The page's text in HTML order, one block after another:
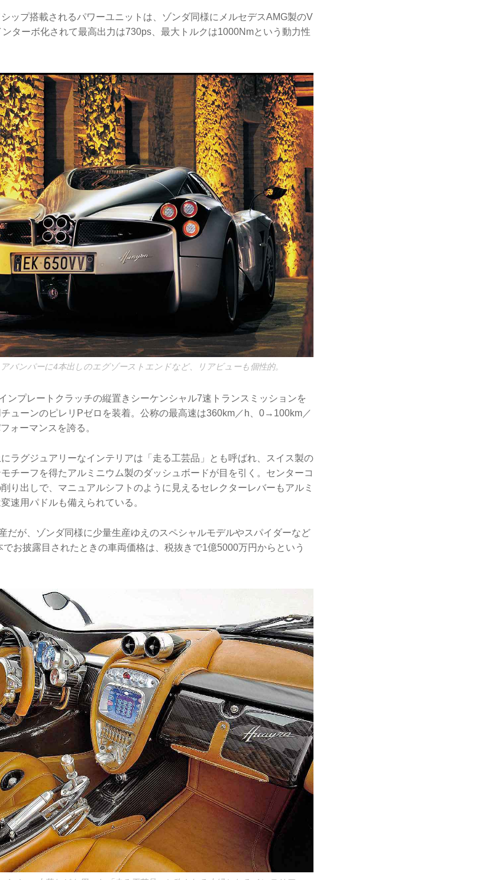
ップ搭載されるパワーユニットは、ゾンダ同様にメルセデスAMG製のV
ターボ化されて最高出力は730ps、最大トルクは1000Nmという動力性
バンパーに4本出しのエグゾーストエンドなど、リアビューも個性的。
ンプレートクラッチの縦置きシーケンシャル7速トランスミッションを
ューンのピレリPゼロを装着。公称の最高速は360km／h、0→100km／
ォーマンスを誇る。
ラグジュアリーなインテリアは「走る工芸品」とも呼ばれ、スイス製の
チーフを得たアルミニウム製のダッシュボードが目を引く。センターコ
り出しで、マニュアルシフトのように見えるセレクターレバーもアルミ
速用パドルも備えられている。
だが、ゾンダ同様に少量生産ゆえのスペシャルモデルやスパイダーなど
お披露目されたときの車両価格は、税抜きで1億5000万円からという